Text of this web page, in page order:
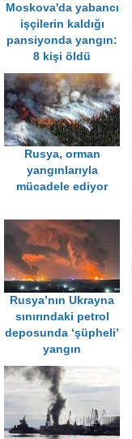
Moskova'da yabancı
işçilerin kaldığı
pansiyonda yangın:
8 kişi öldü
Rusya, orman
yangınlarıyla
mücadele ediyor
Rusya’nın Ukrayna
sınırındaki petrol
deposunda ‘şüpheli’
yangın